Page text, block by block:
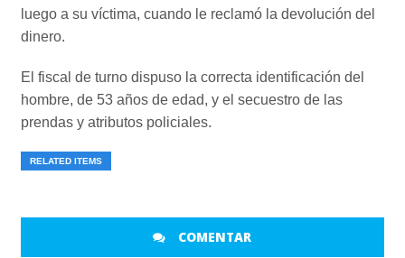
luego a su víctima, cuando le reclamó la devolución del
dinero.
El fiscal de turno dispuso la correcta identificación del
hombre, de 53 años de edad, y el secuestro de las
prendas y atributos policiales.
RELATED ITEMS
COMENTAR